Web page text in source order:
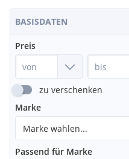
BASISDATEN
Preis
zu verschenken
Marke
Marke wählen...
Passend für Marke